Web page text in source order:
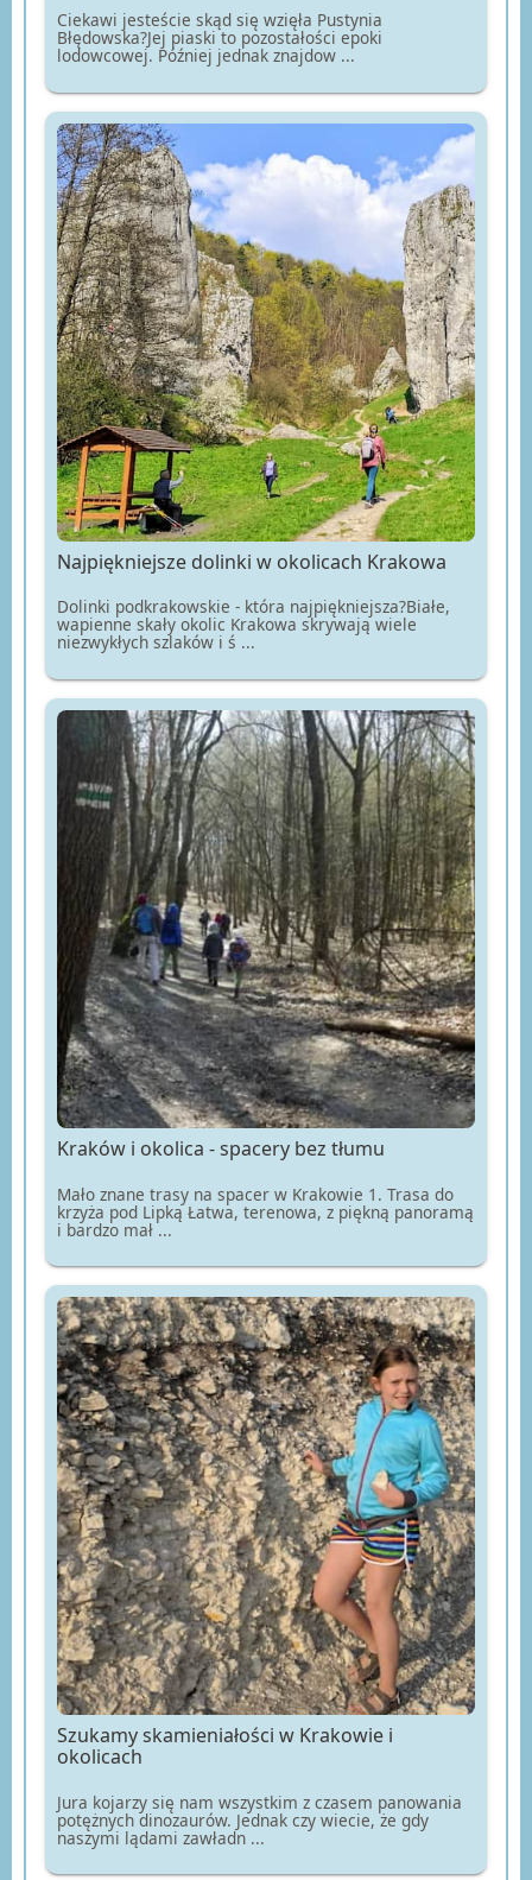
Ciekawi jesteście skąd się wzięła Pustynia
Błędowska?Jej piaski to pozostałości epoki
lodowcowej. Później jednak znajdow ...
Najpiękniejsze dolinki w okolicach Krakowa
Dolinki podkrakowskie - która najpiękniejsza?Białe,
wapienne skały okolic Krakowa skrywają wiele
niezwykłych szlaków i ś ...
Kraków i okolica - spacery bez tłumu
Mało znane trasy na spacer w Krakowie 1. Trasa do
krzyża pod Lipką Łatwa, terenowa, z piękną panoramą
i bardzo mał ...
Szukamy skamieniałości w Krakowie i
okolicach
Jura kojarzy się nam wszystkim z czasem panowania
potężnych dinozaurów. Jednak czy wiecie, że gdy
naszymi lądami zawładn ...